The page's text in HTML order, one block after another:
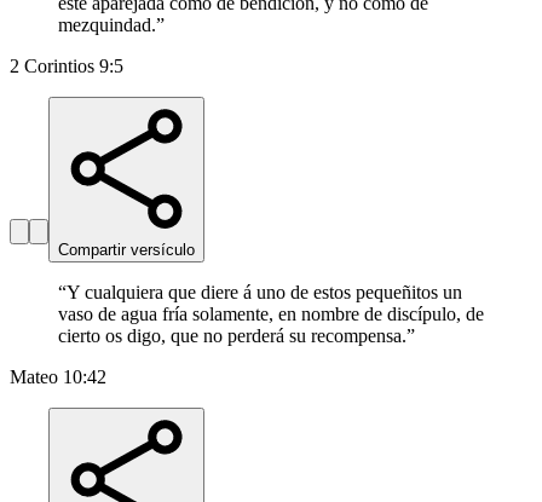
mezquindad.”
2 Corintios 9:5
Compartir versículo
“Y cualquiera que diere á uno de estos pequeñitos un
vaso de agua fría solamente, en nombre de discípulo, de
cierto os digo, que no perderá su recompensa.”
Mateo 10:42